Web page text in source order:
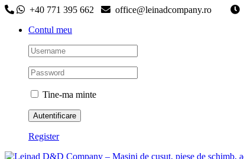
Skip
content
+40 771 395 662 office@leinadcompany.ro
Contul meu
Tine-ma minte
Register